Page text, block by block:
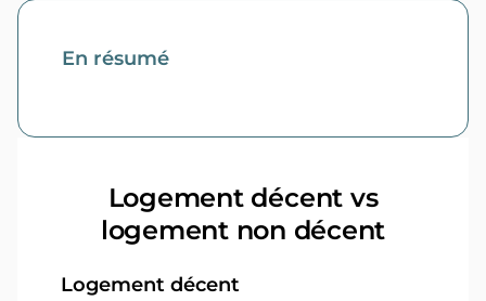
En résumé
Logement décent vs
logement non décent
Logement décent